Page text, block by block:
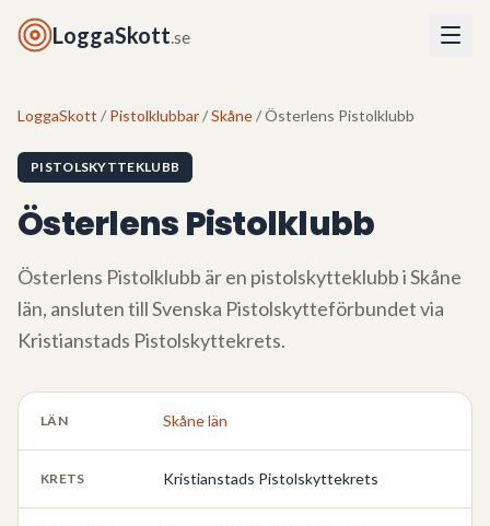
LoggaSkott.se
LoggaSkott / Pistolklubbar/Skåne/ Österlens Pistolklubb
PISTOLSKYTTEKLUBB
Österlens Pistolklubb
Österlens Pistolklubb är en pistolskytteklubb iSkåne
län, ansluten till Svenska Pistolskytteförbundet via
Kristianstads Pistolskyttekrets.
LÄN Skåne län
KRETS Kristianstads Pistolskyttekrets